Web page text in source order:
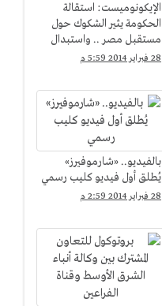
الإيكونوميست: استقالة
الحكومة يثير الشكوك حول
مستقبل مصر .. واستبدال
الببلاوي بمحلب لعبة
28 فبراير 2014 5:59 م
بالفيديو.. «شارموفيرز»
يُطلق أول فيديو كليب رسمي
28 فبراير 2014 2:59 م